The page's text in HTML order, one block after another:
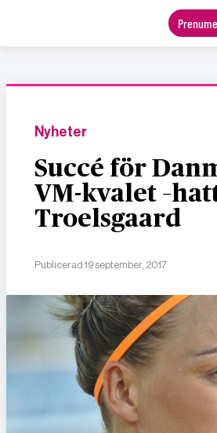
Nyheter
Succé för
VM-kvalet
Troelsgaard
Publicerad 19 september, 2017